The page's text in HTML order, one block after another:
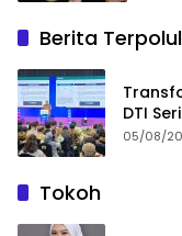
Berita
DTI
05/08/
Tokoh